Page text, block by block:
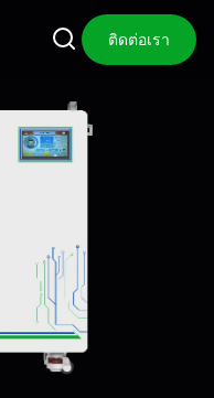
ติดต่อเรา